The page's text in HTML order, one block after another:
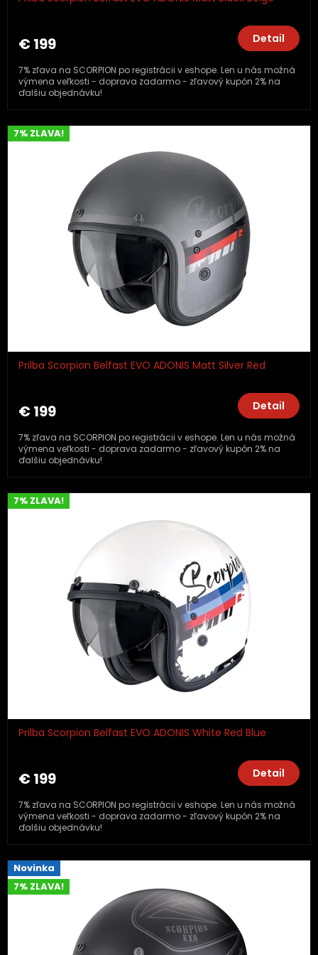
€ 199 Detail
7% zľava na SCORPION po registrácii v eshope. Len u nás možná
výmena veľkosti - doprava zadarmo - zľavový kupón 2% na
ďalšiu objednávku!
7% ZLAVA!
Prilba Scorpion Belfast EVO ADONIS Matt Silver Red
€ 199 Detail
7% zľava na SCORPION po registrácii v eshope. Len u nás možná
výmena veľkosti - doprava zadarmo - zľavový kupón 2% na
ďalšiu objednávku!
7% ZLAVA!
Prilba Scorpion Belfast EVO ADONIS White Red Blue
€ 199 Detail
7% zľava na SCORPION po registrácii v eshope. Len u nás možná
výmena veľkosti - doprava zadarmo - zľavový kupón 2% na
ďalšiu objednávku!
Novinka
7% ZLAVA!